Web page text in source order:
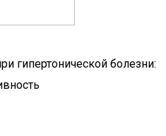
гипертонической болезни: